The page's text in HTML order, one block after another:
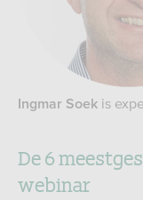
Ingmar Soek is
De 6
webinar